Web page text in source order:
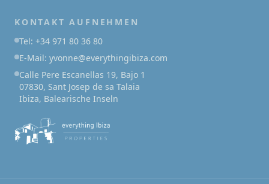
KONTAKT AUFNEHMEN
Tel: +34 971 80 36 80
E-Mail: yvonne@everythingibiza.com
Calle Pere Escanellas 19, Bajo 1
07830, Sant Josep de sa Talaia
Ibiza, Balearische Inseln